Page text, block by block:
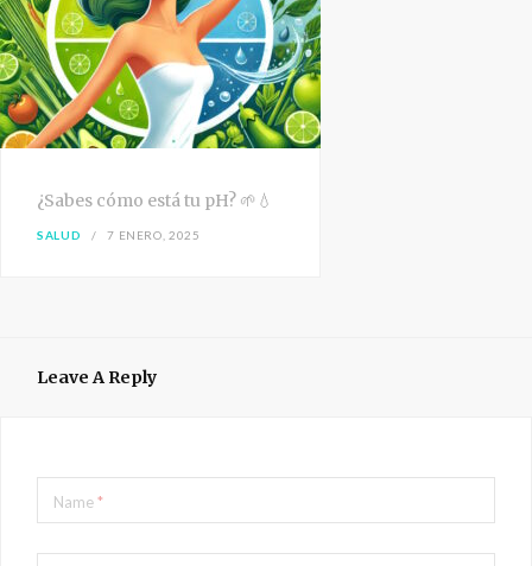
¿Sabes cómo está tu pH? 🌱💧
SALUD 7 ENERO, 2025
Leave A Reply
Name*